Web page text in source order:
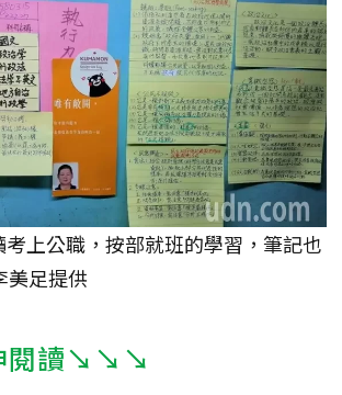
上公職，按部就班的學習，筆記也
美足提供
閱讀↘↘↘